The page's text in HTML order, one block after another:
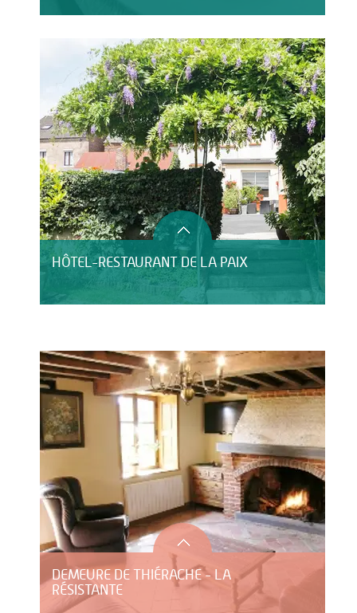
HÔTEL-RESTAURANT DE LA PAIX
HÔTEL LE CLOS DU MONTVINAGE
DEMEURE DE THIÉRACHE - LA
RÉSISTANTE